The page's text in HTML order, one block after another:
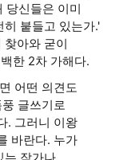
당신들은 이미
붙들고 있는가.'
찾아와 굳이
한 2차 가해다.
어떤 의견도
글쓰기로
. 그러니 이왕
바란다. 누가